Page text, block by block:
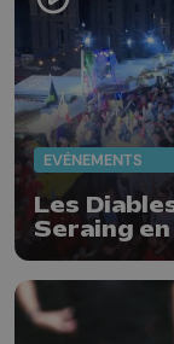
EVÈNEMENTS
Les
Seraing